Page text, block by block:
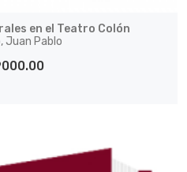
en el Teatro Colón
Juan Pablo